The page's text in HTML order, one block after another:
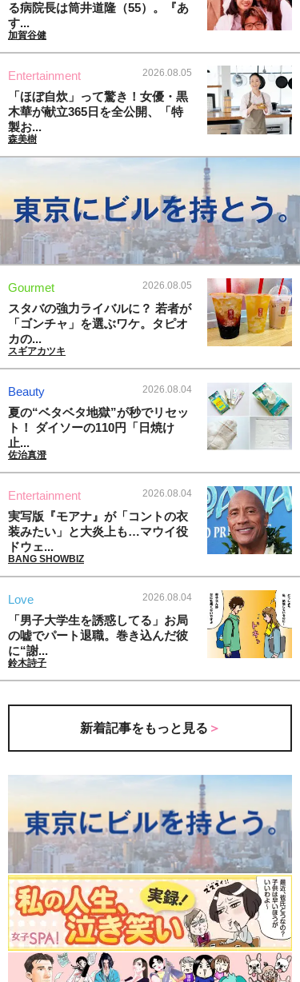
る病院長は筒井道隆（55）。『あ
す...
加賀谷健
Entertainment 2026.08.05
「ほぼ自炊」って驚き！女優・黒
木華が献立365日を全公開、「特
製お...
森美樹
Gourmet 2026.08.05
スタバの強力ライバルに？ 若者が
「ゴンチャ」を選ぶワケ。タピオ
カの...
スギアカツキ
Beauty 2026.08.04
夏の“ベタベタ地獄”が秒でリセッ
ト！ ダイソーの110円「日焼け
止...
佐治真澄
Entertainment 2026.08.04
実写版『モアナ』が「コントの衣
装みたい」と大炎上も…マウイ役
ドウェ...
BANG SHOWBIZ
Love 2026.08.04
「男子大学生を誘惑してる」お局
の嘘でパート退職。巻き込んだ彼
に“謝...
鈴木詩子
新着記事をもっと見る